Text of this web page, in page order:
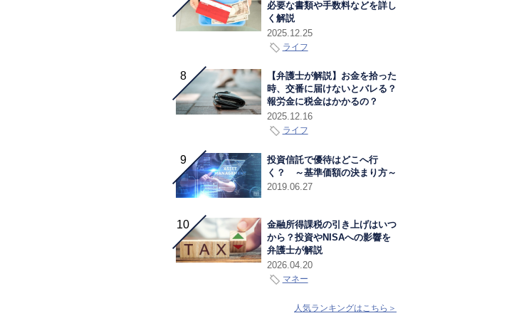
必要な書類や手数料などを詳し
く解説
2025.12.25
ライフ
【弁護士が解説】お金を拾った
時、交番に届けないとバレる？
報労金に税金はかかるの？
2025.12.16
ライフ
投資信託で優待はどこへ行
く？ ～基準価額の決まり方～
2019.06.27
金融所得課税の引き上げはいつ
から？投資やNISAへの影響を
弁護士が解説
2026.04.20
マネー
人気ランキングはこちら＞